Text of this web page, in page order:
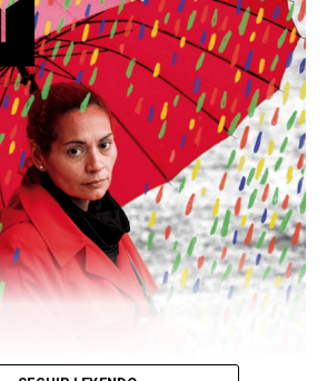
MU ☝️viene con doble tapa, que
Sin chamuyo, a remarla.
en PDF